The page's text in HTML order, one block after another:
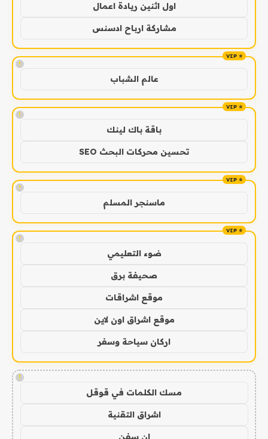
اول اثنين ريادة اعمال
مشاركة ارباح ادسنس
!
عالم الشباب
!
باقة باك لينك
تحسين محركات البحث SEO
!
ماسنجر المسلم
!
ضوء التعليمي
صحيفة برق
موقع اشراقات
موقع اشراق اون لاين
اركان سياحة وسفر
!
مسك الكلمات في قوقل
اشراق التقنية
ان سفن